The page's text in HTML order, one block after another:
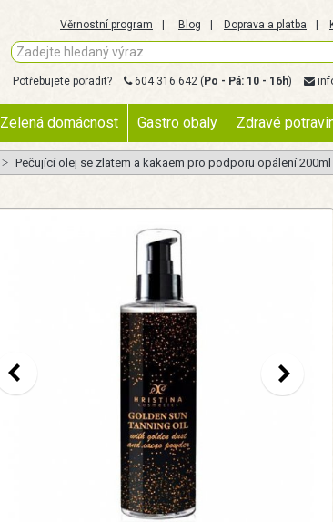
Věrnostní program Blog Doprava a platba
Potřebujete poradit? 604 316 642 ( Po - Pá: 10 - 16h)
Zelená domácnost Gastro obaly Zdravé
Pečující olej se zlatem a kakaem pro podporu opálení 200ml